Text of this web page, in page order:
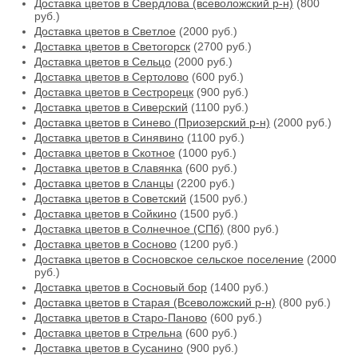
Доставка цветов в Свердлова (всеволожский р-н) (800
руб.)
Доставка цветов в Светлое (2000 руб.)
Доставка цветов в Светогорск (2700 руб.)
Доставка цветов в Сельцо (2000 руб.)
Доставка цветов в Сертолово (600 руб.)
Доставка цветов в Сестрорецк (900 руб.)
Доставка цветов в Сиверский (1100 руб.)
Доставка цветов в Синево (Приозерский р-н) (2000 руб.)
Доставка цветов в Синявино (1100 руб.)
Доставка цветов в Скотное (1000 руб.)
Доставка цветов в Славянка (600 руб.)
Доставка цветов в Сланцы (2200 руб.)
Доставка цветов в Советский (1500 руб.)
Доставка цветов в Сойкино (1500 руб.)
Доставка цветов в Солнечное (СПб) (800 руб.)
Доставка цветов в Сосново (1200 руб.)
Доставка цветов в Сосновское сельское поселение (2000
руб.)
Доставка цветов в Сосновый бор (1400 руб.)
Доставка цветов в Старая (Всеволожский р-н) (800 руб.)
Доставка цветов в Старо-Паново (600 руб.)
Доставка цветов в Стрельна (600 руб.)
Доставка цветов в Сусанино (900 руб.)